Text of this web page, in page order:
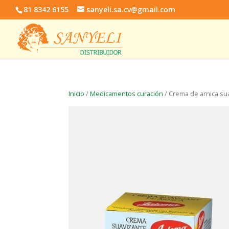
81 8342 6155 sanyeli.sa.cv@gmail.com
Inicio /Medicamentos curación / Crema de arnica